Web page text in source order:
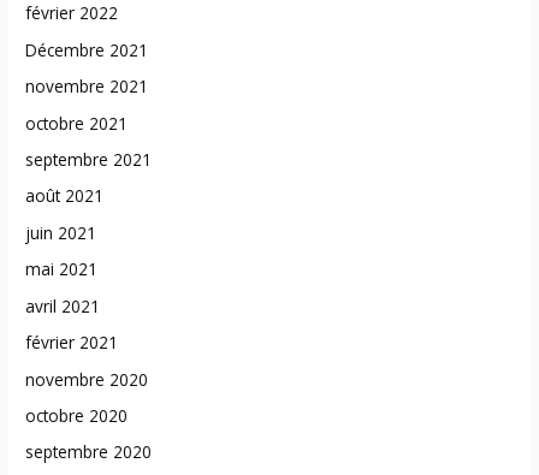
février 2022
Décembre 2021
novembre 2021
octobre 2021
septembre 2021
août 2021
juin 2021
mai 2021
avril 2021
février 2021
novembre 2020
octobre 2020
septembre 2020